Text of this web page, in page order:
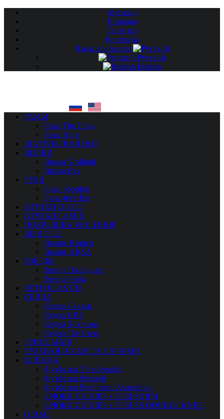
Магазин
Команда
Гарантия
Контакты
Языковое меню:
Русский
English
РАМЫ
Рама The Crew
Рама Hype
ШАТУНЫ RAILHOP
ВИЛКИ
Вилка Voskhod
Вилка Bes
РУЛИ
Рули Sportbar
Руль 4everBar
ВТУЛКИ DISCO
ВТУЛКИ LASER
ПОКРЫШКА WOLFGRIP
ВЫНОСЫ
Вынос Kirpich
Вынос AKSA
ЗВЁЗДЫ
Звезда Discoguard
Звезда Penta
ПЕГИ PLASTID
СЁДЛА
Седло Скальп
Седло UBS
Седло Хохлома
Седло The Crew
ГРИПСЫ MB
РУЛЕВАЯ И КАРЕТКА SPINSET
ОДЕЖДА
Футболка Three headed
Футболка Stressed
Футболка Psychiatric Association
БРЮКИ DICKIES x STRESS 874
БРЮКИ DICKIES x STRESS DOUBLE KNEE
О НАС